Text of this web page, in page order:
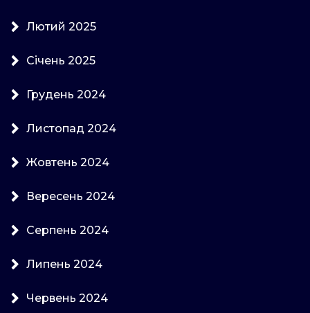
Лютий 2025
Січень 2025
Грудень 2024
Листопад 2024
Жовтень 2024
Вересень 2024
Серпень 2024
Липень 2024
Червень 2024